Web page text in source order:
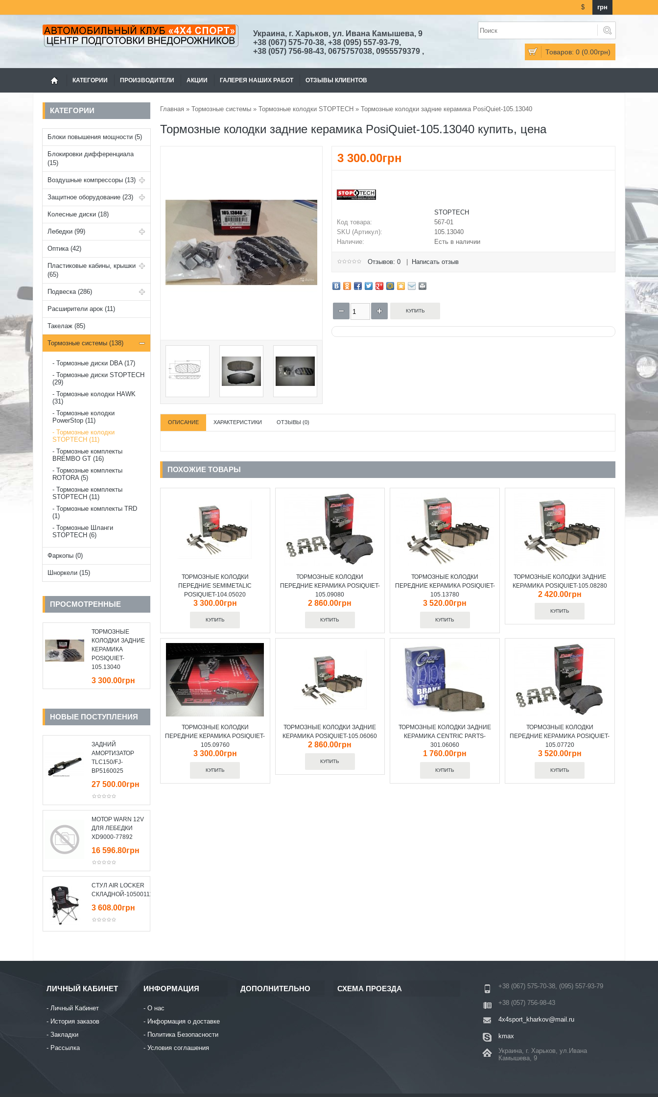
$ грн
Товаров: 0 (0.00грн)
Украина, г. Харьков, ул. Ивана Камышева, 9
+38 (067) 575-70-38, +38 (095) 557-93-79,
+38 (057) 756-98-43, 0675757038, 0955579379 ,
КАТЕГОРИИ ПРОИЗВОДИТЕЛИ АКЦИИ ГАЛЕРЕЯ НАШИХ РАБОТ ОТЗЫВЫ КЛИЕНТОВ
КАТЕГОРИИ
Блоки повышения мощности (5)
Блокировки дифференциала
(15)
Воздушные компрессоры (13)
Защитное оборудование (23)
Колесные диски (18)
Лебедки (99)
Оптика (42)
Пластиковые кабины, крышки
(65)
Подвеска (286)
Расширители арок (11)
Такелаж (85)
Тормозные системы (138)
Тормозные диски DBA (17)
Тормозные диски STOPTECH
(29)
Тормозные колодки HAWK
(31)
Тормозные колодки
PowerStop (11)
Тормозные колодки
STOPTECH (11)
Тормозные комплекты
BREMBO GT (16)
Тормозные комплекты
ROTORA (5)
Тормозные комплекты
STOPTECH (11)
Тормозные комплекты TRD
(1)
Тормозные Шланги
STOPTECH (6)
Фаркопы (0)
Шноркели (15)
ПРОСМОТРЕННЫЕ
ТОРМОЗНЫЕ
КОЛОДКИ ЗАДНИЕ
КЕРАМИКА
POSIQUIET-
105.13040
3 300.00грн
НОВЫЕ ПОСТУПЛЕНИЯ
ЗАДНИЙ
АМОРТИЗАТОР
TLC150/FJ-
BP5160025
27 500.00грн
МОТОР WARN 12V
ДЛЯ ЛЕБЕДКИ
XD9000-77892
16 596.80грн
СТУЛ AIR LOCKER
СКЛАДНОЙ-10500111
3 608.00грн
Главная » Тормозные системы » Тормозные колодки STOPTECH » Тормозные колодки задние керамика PosiQuiet-105.13040
Тормозные колодки задние керамика PosiQuiet-105.13040 купить, цена
3 300.00грн
STOPTECH
Код товара:
567-01
SKU (Артикул):
105.13040
Наличие:
Есть в наличии
Отзывов: 0 Написать отзыв
ОПИСАНИЕ ХАРАКТЕРИСТИКИ ОТЗЫВЫ (0)
ПОХОЖИЕ ТОВАРЫ
ТОРМОЗНЫЕ КОЛОДКИ
ПЕРЕДНИЕ SEMIMETALIC
POSIQUIET-104.05020
3 300.00грн
ТОРМОЗНЫЕ КОЛОДКИ
ПЕРЕДНИЕ КЕРАМИКА POSIQUIET-
105.09080
2 860.00грн
ТОРМОЗНЫЕ КОЛОДКИ
ПЕРЕДНИЕ КЕРАМИКА POSIQUIET-
105.13780
3 520.00грн
ТОРМОЗНЫЕ КОЛОДКИ ЗАДНИЕ
КЕРАМИКА POSIQUIET-105.08280
2 420.00грн
ТОРМОЗНЫЕ КОЛОДКИ
ПЕРЕДНИЕ КЕРАМИКА POSIQUIET-
105.09760
3 300.00грн
ТОРМОЗНЫЕ КОЛОДКИ ЗАДНИЕ
КЕРАМИКА POSIQUIET-105.06060
2 860.00грн
ТОРМОЗНЫЕ КОЛОДКИ ЗАДНИЕ
КЕРАМИКА CENTRIC PARTS-
301.06060
1 760.00грн
ТОРМОЗНЫЕ КОЛОДКИ
ПЕРЕДНИЕ КЕРАМИКА POSIQUIET-
105.07720
3 520.00грн
ЛИЧНЫЙ КАБИНЕТ
Личный Кабинет
История заказов
Закладки
Рассылка
ИНФОРМАЦИЯ
О нас
Информация о доставке
Политика Безопасности
Условия соглашения
ДОПОЛНИТЕЛЬНО СХЕМА ПРОЕЗДА +38 (067) 575-70-38, (095) 557-93-79
+38 (057) 756-98-43
4x4sport_kharkov@mail.ru
kmax
Украина, г. Харьков, ул.Ивана
Камышева, 9